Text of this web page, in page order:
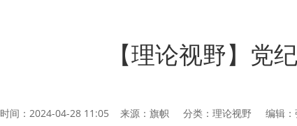
【理论视野】党
时间：2024-04-28 11:05 来源： 旗帜 分类：理论视野 编辑：